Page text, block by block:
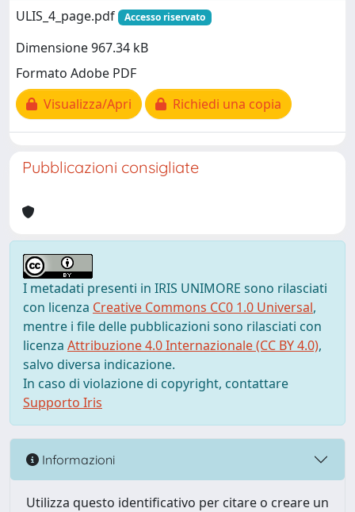
ULIS_4_page.pdf
Accesso riservato
Dimensione 967.34 kB
Formato Adobe PDF
Visualizza/Apri
Richiedi una copia
Pubblicazioni consigliate
I metadati presenti in IRIS UNIMORE sono rilasciati
con licenza Creative Commons CC0 1.0 Universal,
mentre i file delle pubblicazioni sono rilasciati con
licenza Attribuzione 4.0 Internazionale (CC BY 4.0),
salvo diversa indicazione.
In caso di violazione di copyright, contattare
Supporto Iris
Informazioni
Utilizza questo identificativo per citare o creare un